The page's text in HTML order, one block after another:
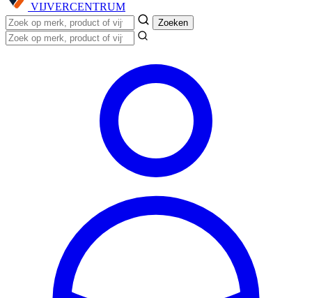
VIJVERCENTRUM
Zoeken